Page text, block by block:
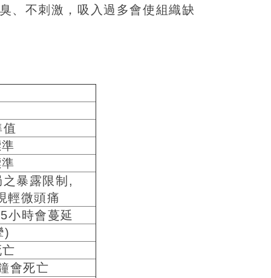
、不刺激，吸入過多會使組織缺
暴露限制,
輕微頭痛
小時會蔓延
)
會死亡